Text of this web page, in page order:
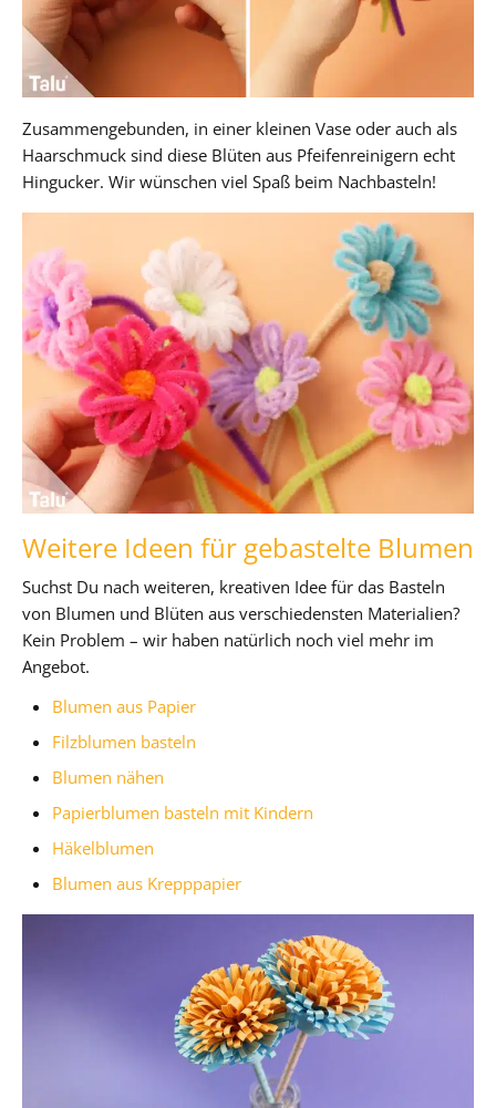
Zusammengebunden, in einer kleinen Vase oder auch als
Haarschmuck sind diese Blüten aus Pfeifenreinigern echt
Hingucker. Wir wünschen viel Spaß beim Nachbasteln!
Weitere Ideen für gebastelte Blumen
Suchst Du nach weiteren, kreativen Idee für das Basteln
von Blumen und Blüten aus verschiedensten Materialien?
Kein Problem – wir haben natürlich noch viel mehr im
Angebot.
Blumen aus Papier
Filzblumen basteln
Blumen nähen
Papierblumen basteln mit Kindern
Häkelblumen
Blumen aus Krepppapier